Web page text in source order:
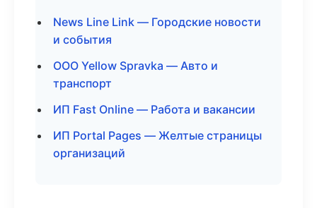
News Line Link — Городские новости
и события
ООО Yellow Spravka — Авто и
транспорт
ИП Fast Online — Работа и вакансии
ИП Portal Pages — Желтые страницы
организаций